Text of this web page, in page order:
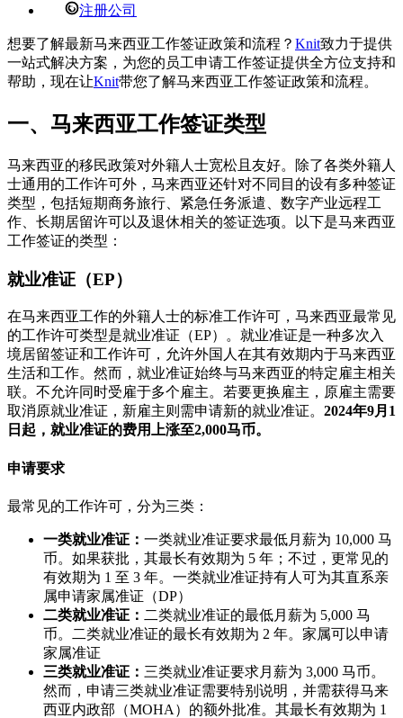
注册公司
想要了解最新马来西亚工作签证政策和流程？ Knit致力于提供
一站式解决方案，为您的员工申请工作签证提供全方位支持和
帮助，现在让Knit带您了解马来西亚工作签证政策和流程。
一、马来西亚工作签证类型
马来西亚的移民政策对外籍人士宽松且友好。除了各类外籍人
士通用的工作许可外，马来西亚还针对不同目的设有多种签证
类型，包括短期商务旅行、紧急任务派遣、数字产业远程工
作、长期居留许可以及退休相关的签证选项。以下是马来西亚
工作签证的类型：
就业准证（EP）
在马来西亚工作的外籍人士的标准工作许可，马来西亚最常见
的工作许可类型是就业准证（EP）。就业准证是一种多次入
境居留签证和工作许可，允许外国人在其有效期内于马来西亚
生活和工作。然而，就业准证始终与马来西亚的特定雇主相关
联。不允许同时受雇于多个雇主。若要更换雇主，原雇主需要
取消原就业准证，新雇主则需申请新的就业准证。 2024年9月1
日起，就业准证的费用上涨至2,000马币。
申请要求
最常见的工作许可，分为三类：
一类就业准证： 一类就业准证要求最低月薪为 10,000 马
币。如果获批，其最长有效期为 5 年；不过，更常见的
有效期为 1 至 3 年。一类就业准证持有人可为其直系亲
属申请家属准证（DP）
二类就业准证： 二类就业准证的最低月薪为 5,000 马
币。二类就业准证的最长有效期为 2 年。家属可以申请
家属准证
三类就业准证： 三类就业准证要求月薪为 3,000 马币。
然而，申请三类就业准证需要特别说明，并需获得马来
西亚内政部（MOHA）的额外批准。其最长有效期为 1